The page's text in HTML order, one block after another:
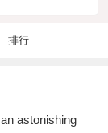
排行
astonishing